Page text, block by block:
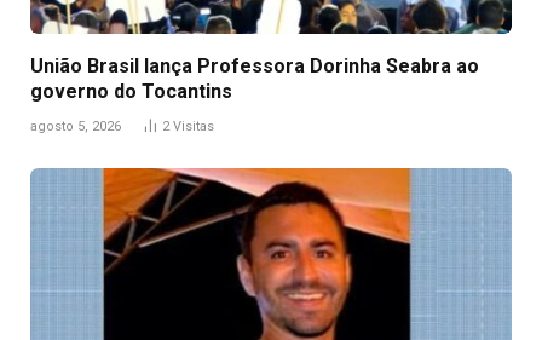
União Brasil lança Professora Dorinha Seabra ao
governo do Tocantins
agosto 5, 2026 2 Visitas